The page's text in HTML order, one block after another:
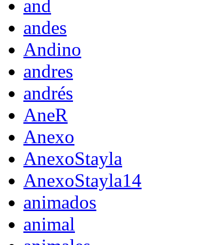
and
andes
Andino
andres
andrés
AneR
Anexo
AnexoStayla
AnexoStayla14
animados
animal